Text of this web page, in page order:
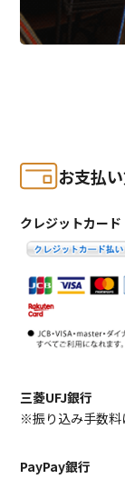
お支払
クレジットカード
三菱UFJ銀行
※振り込み手数料
PayPay銀行